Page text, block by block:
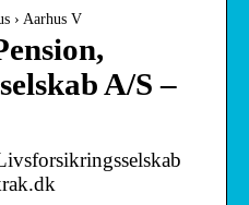
› Aarhus V
A/S –